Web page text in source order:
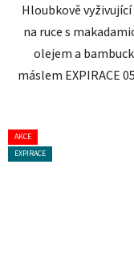
Hloubkově
na ruce s
olejem a
máslem EXPIRACE
AKCE
EXPIRACE